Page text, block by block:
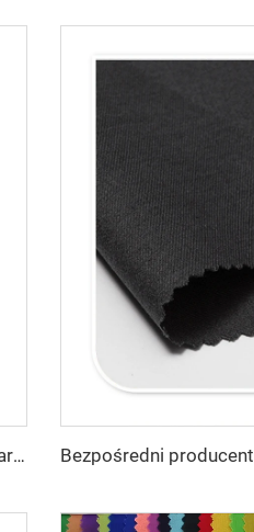
W hurtowej sprzedaży 100% poliestrowa gabardyna typu twill do odzieży roboczej